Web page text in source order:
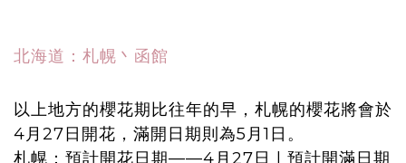
北海道：札幌丶函館
以上地方的櫻花期比往年的早，札幌的櫻花將會於
4月27日開花，滿開日期則為5月1日。
札幌：預計開花日期——4月27日 | 預計開滿日期